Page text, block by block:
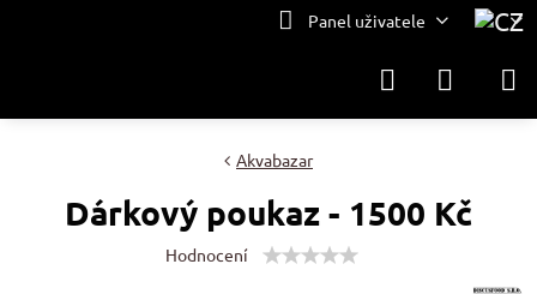
Panel uživatele
Akvabazar
Dárkový poukaz - 1500 Kč
Hodnocení